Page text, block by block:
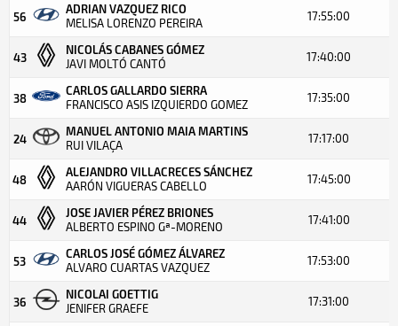
56
ADRIAN VAZQUEZ RICO
MELISA LORENZO PEREIRA 17:55:00
43
NICOLÁS CABANES GÓMEZ
JAVI MOLTÓ CANTÓ 17:40:00
38
CARLOS GALLARDO SIERRA
FRANCISCO ASIS IZQUIERDO GOMEZ 17:35:00
24
MANUEL ANTONIO MAIA MARTINS
RUI VILAÇA 17:17:00
48
ALEJANDRO VILLACRECES SÁNCHEZ
AARÓN VIGUERAS CABELLO 17:45:00
44
JOSE JAVIER PÉREZ BRIONES
ALBERTO ESPINO Gª-MORENO 17:41:00
53
CARLOS JOSÉ GÓMEZ ÁLVAREZ
ALVARO CUARTAS VAZQUEZ 17:53:00
36
NICOLAI GOETTIG
JENIFER GRAEFE 17:31:00